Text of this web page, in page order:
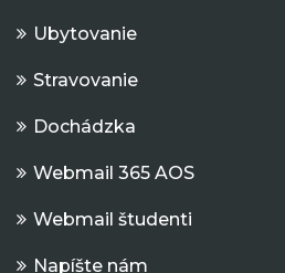
Ubytovanie
Stravovanie
Dochádzka
Webmail 365 AOS
Webmail študenti
Napíšte nám